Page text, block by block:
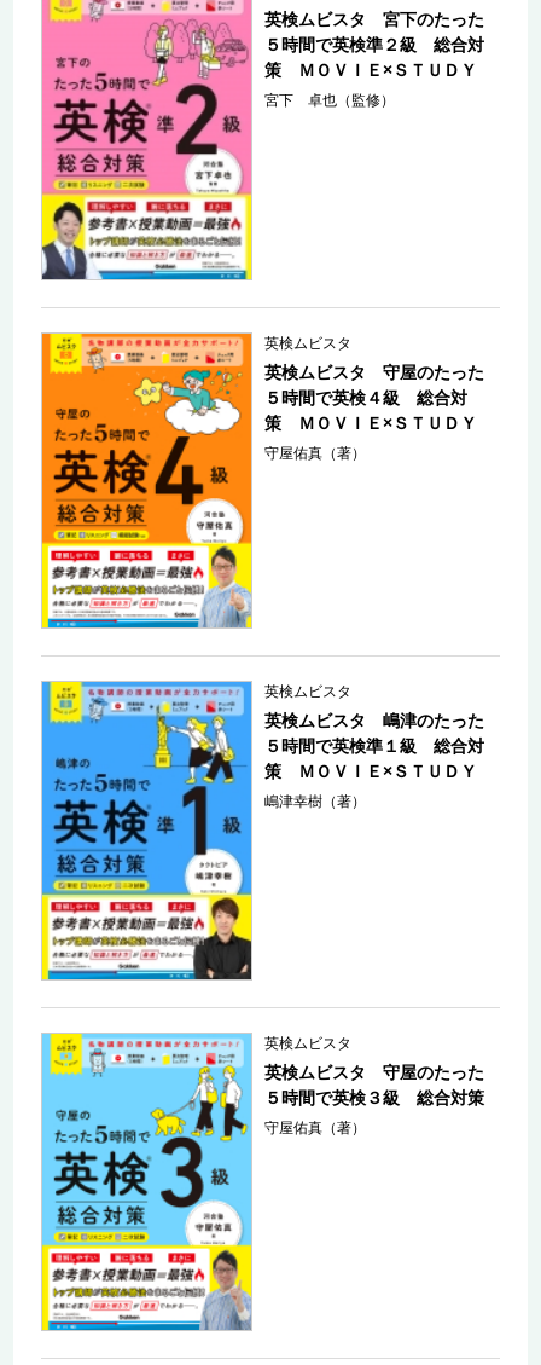
英検ムビスタ 宮下のたった
５時間で英検準２級 総合対
策 ＭＯＶＩＥ×ＳＴＵＤＹ
宮下 卓也（監修）
英検ムビスタ
英検ムビスタ 守屋のたった
５時間で英検４級 総合対
策 ＭＯＶＩＥ×ＳＴＵＤＹ
守屋佑真（著）
英検ムビスタ
英検ムビスタ 嶋津のたった
５時間で英検準１級 総合対
策 ＭＯＶＩＥ×ＳＴＵＤＹ
嶋津幸樹（著）
英検ムビスタ
英検ムビスタ 守屋のたった
５時間で英検３級 総合対策
守屋佑真（著）